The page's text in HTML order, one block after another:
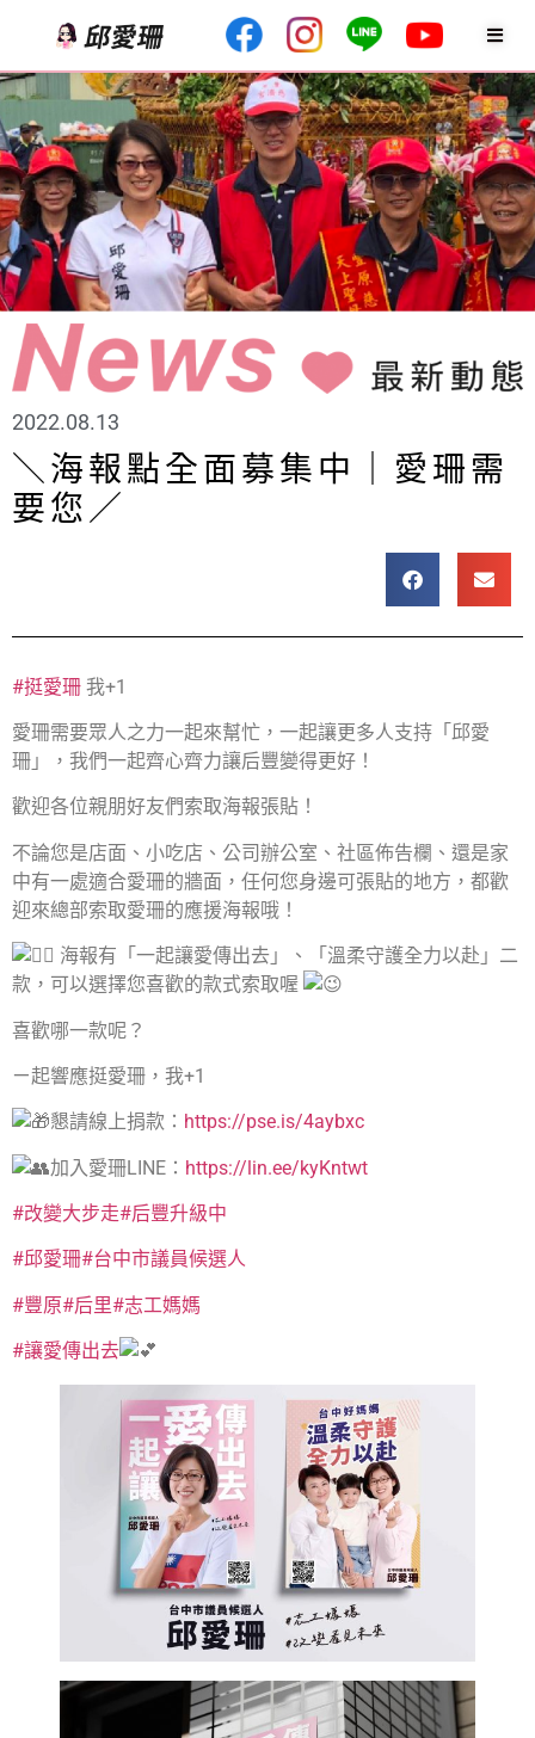
2022.08.13
＼海報點全面募集中｜愛珊需
要您／
#挺愛珊 我+1
愛珊需要眾人之力一起來幫忙，一起讓更多人支持「邱愛
珊」，我們一起齊心齊力讓后豐變得更好！
歡迎各位親朋好友們索取海報張貼！
不論您是店面、小吃店、公司辦公室、社區佈告欄、還是家
中有一處適合愛珊的牆面，任何您身邊可張貼的地方，都歡
迎來總部索取愛珊的應援海報哦！
海報有「一起讓愛傳出去」、「溫柔守護全力以赴」二
款，可以選擇您喜歡的款式索取喔
喜歡哪一款呢？
ㄧ起響應挺愛珊，我+1
懇請線上捐款： https://pse.is/4aybxc
加入愛珊LINE： https://lin.ee/kyKntwt
#改變大步走#后豐升級中
#邱愛珊#台中市議員候選人
#豐原#后里#志工媽媽
#讓愛傳出去